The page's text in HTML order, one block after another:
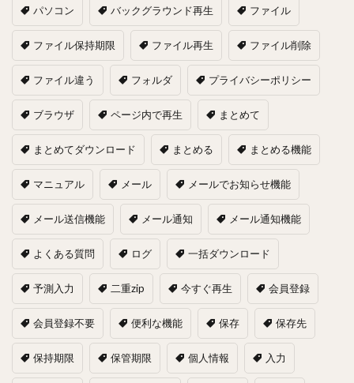
パソコン バックグラウンド再生 ファイル
ファイル保持期限 ファイル再生 ファイル削除
ファイル違う フォルダ プライバシーポリシー
ブラウザ ページ内で再生 まとめて
まとめてダウンロード まとめる まとめる機能
マニュアル メール メールでお知らせ機能
メール送信機能 メール通知 メール通知機能
よくある質問 ログ 一括ダウンロード
予測入力 二重zip 今すぐ再生 会員登録
会員登録不要 便利な機能 保存 保存先
保持期限 保管期限 個人情報 入力